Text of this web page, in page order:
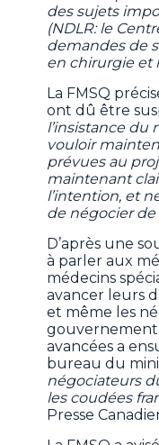
des sujets
(NDLR: le
demandes de
en chirurgie et
La FMSQ
ont dû être
l’insistance du
vouloir
prévues au
maintenant
l’intention, et
de négocier
D’après une
à parler aux
médecins
avancer leurs
et même les
avancées a
bureau du
négociateurs
les coudées
Presse